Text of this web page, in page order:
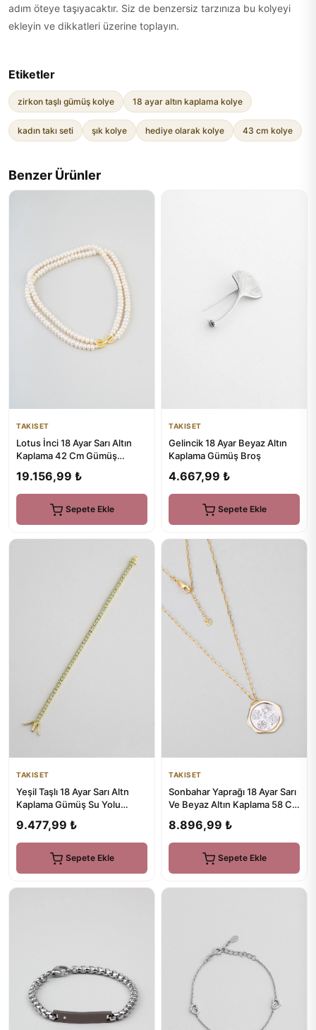
adım öteye taşıyacaktır. Siz de benzersiz tarzınıza bu kolyeyi
ekleyin ve dikkatleri üzerine toplayın.
Etiketler
zirkon taşlı gümüş kolye 18 ayar altın kaplama kolye
kadın takı seti şık kolye hediye olarak kolye 43 cm kolye
Benzer Ürünler
TAKISET
Lotus İnci 18 Ayar Sarı Altın
Kaplama 42 Cm Gümüş
19.156,99 ₺
Sepete Ekle
TAKISET
Gelincik 18 Ayar Beyaz Altın
Kaplama Gümüş Broş
4.667,99 ₺
Sepete Ekle
TAKISET
Yeşil Taşlı 18 Ayar Sarı Altn
Kaplama Gümüş Su Yolu
9.477,99 ₺
Sepete Ekle
TAKISET
Sonbahar Yaprağı 18 Ayar Sarı
Ve Beyaz Altın Kaplama 58 Cm
8.896,99 ₺
Sepete Ekle